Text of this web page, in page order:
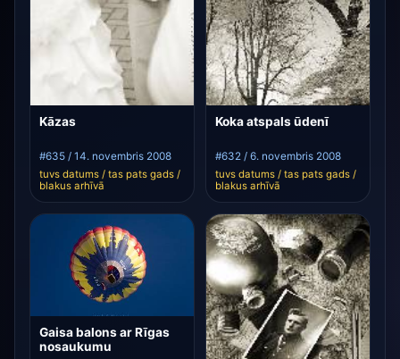
Kāzas
#635 / 14. novembris 2008
tuvs datums / tas pats gads /
blakus arhīvā
Koka atspals ūdenī
#632 / 6. novembris 2008
tuvs datums / tas pats gads /
blakus arhīvā
Gaisa balons ar Rīgas
nosaukumu